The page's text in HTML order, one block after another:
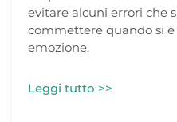
evitare alcuni errori che
commettere quando si
emozione.
Leggi tutto >>